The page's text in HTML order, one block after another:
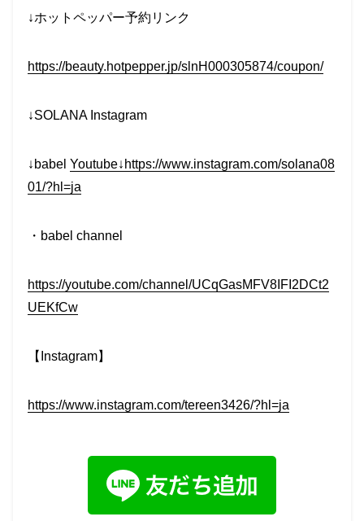
↓ホットペッパー予約リンク
https://beauty.hotpepper.jp/slnH000305874/coupon/
↓SOLANA Instagram
↓babel Youtube↓https://www.instagram.com/solana08
01/?hl=ja
・babel channel
https://youtube.com/channel/UCqGasMFV8IFI2DCt2
UEKfCw
【Instagram】
https://www.instagram.com/tereen3426/?hl=ja